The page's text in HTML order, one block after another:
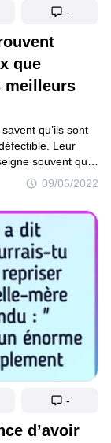
que
meilleurs
09/06/2022
qu’ils sont
Leur
souvent que
à vouloir
gens pensent
beaucoup
-
d’avoir
-